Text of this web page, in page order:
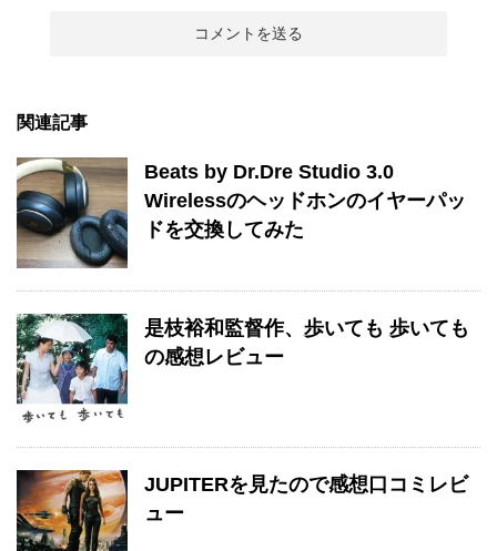
関連記事
Beats by Dr.Dre Studio 3.0
Wirelessのヘッドホンのイヤーパッ
ドを交換してみた
是枝裕和監督作、歩いても 歩いても
の感想レビュー
JUPITERを見たので感想口コミレビ
ュー